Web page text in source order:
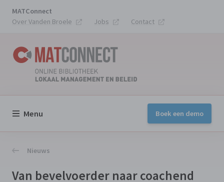
MATConnect
Over Vanden Broele
Jobs Contact
Menu Boek een demo
Nieuws
Van bevelvoerder naar coachend